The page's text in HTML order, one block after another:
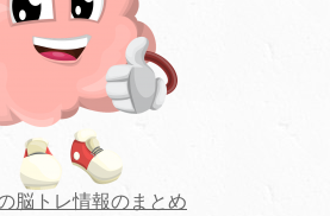
脳トレ情報のまとめ